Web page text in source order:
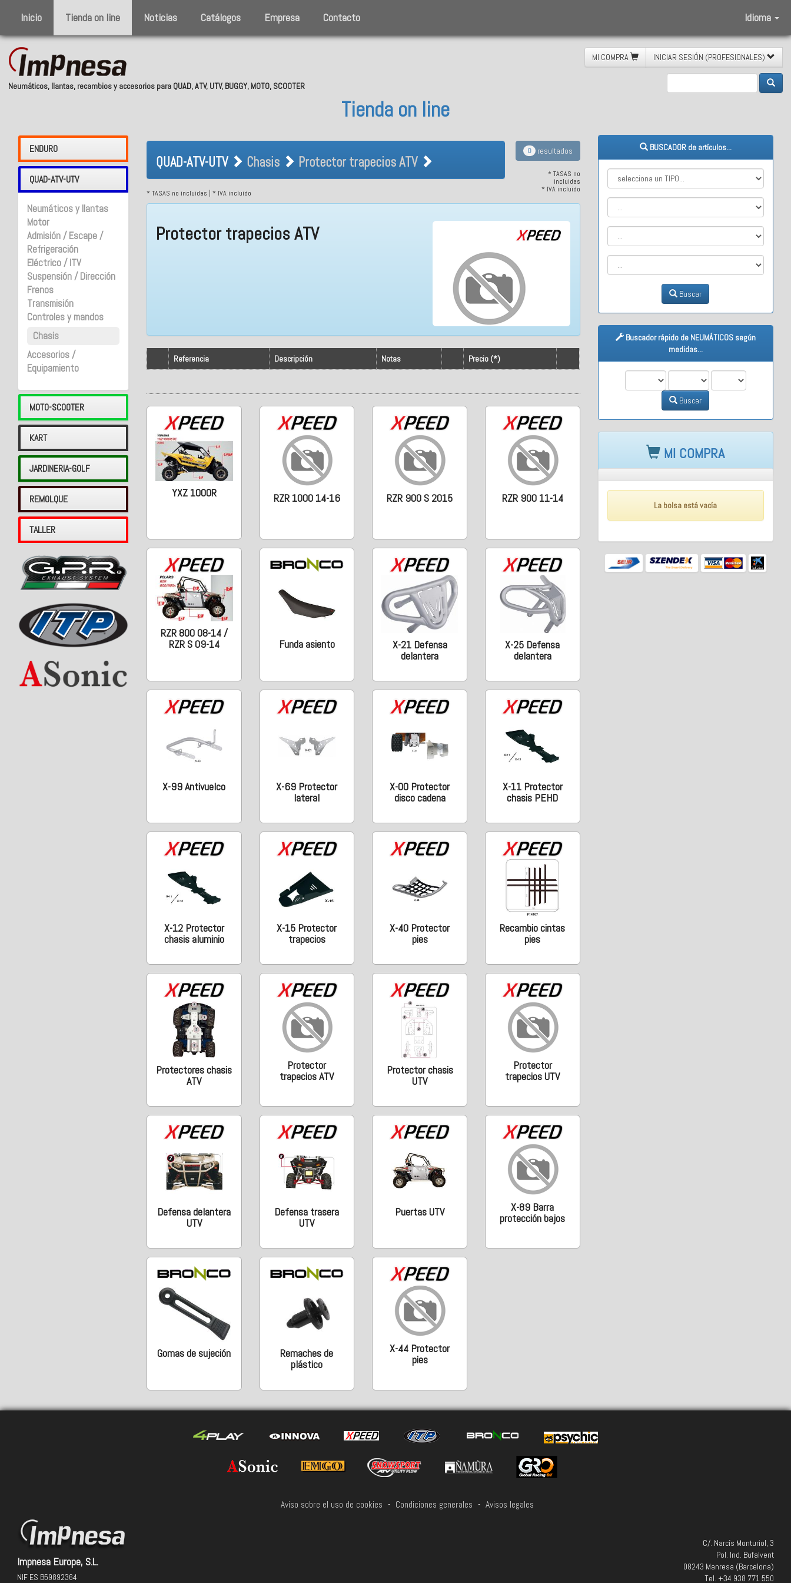
Inicio Tienda on line Noticias Catálogos Empresa Contacto Idioma
Neumáticos, llantas, recambios y accesorios para QUAD, ATV, UTV, BUGGY, MOTO, SCOOTER
MI COMPRA INICIAR SESIÓN (PROFESIONALES)
Tienda on line
ENDURO
QUAD-ATV-UTV
Neumáticos y llantas
Motor
Admisión / Escape /
Refrigeración
Eléctrico / ITV
Suspensión / Dirección
Frenos
Transmisión
Controles y mandos
Chasis
Accesorios /
Equipamiento
MOTO-SCOOTER
KART
JARDINERIA-GOLF
REMOLQUE
TALLER
QUAD-ATV-UTV Chasis Protector trapecios ATV
QUAD-ATV-UTV Chasis Protector trapecios ATV
0 resultados
* TASAS no
incluidas
* IVA incluido
* TASAS no incluidas | * IVA incluido
Protector trapecios ATV
Referencia Descripción Notas Precio (*)
YXZ 1000R RZR 1000 14-16 RZR 900 S 2015 RZR 900 11-14
RZR 800 08-14 /
RZR S 09-14
Funda asiento
X-21 Defensa
delantera
X-25 Defensa
delantera
X-99 Antivuelco
X-69 Protector
lateral
X-00 Protector
disco cadena
X-11 Protector
chasis PEHD
X-12 Protector
chasis aluminio
X-15 Protector
trapecios
X-40 Protector
pies
Recambio cintas
pies
Protectores chasis
ATV
Protector
trapecios ATV
Protector chasis
UTV
Protector
trapecios UTV
Defensa delantera
UTV
Defensa trasera
UTV
Puertas UTV
X-89 Barra
protección bajos
Gomas de sujeción
Remaches de
plástico
X-44 Protector
pies
BUSCADOR de artículos...
Buscar
Buscador rápido de NEUMÁTICOS según
medidas...
M1 M2 M3
Buscar
MI COMPRA
La bolsa está vacía
Aviso sobre el uso de cookies - Condiciones generales - Avisos legales
Impnesa Europe, S.L.
NIF ES B59892364
C/. Narcís Monturiol, 3
Pol. Ind. Bufalvent
08243 Manresa (Barcelona)
Tel. +34 938 771 550